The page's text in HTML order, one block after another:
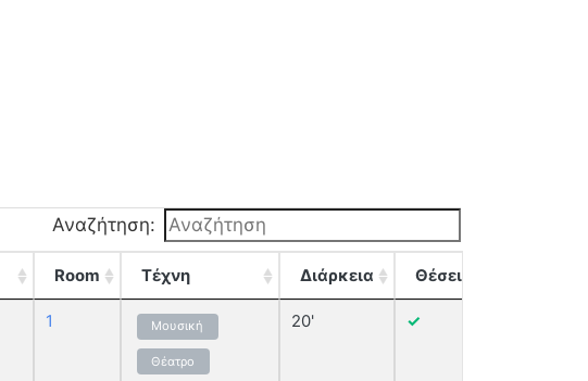
Αναζήτηση:
Room Τέχνη Διάρκεια Θέσεις
1 Μουσική
Θέατρο
20' ✓